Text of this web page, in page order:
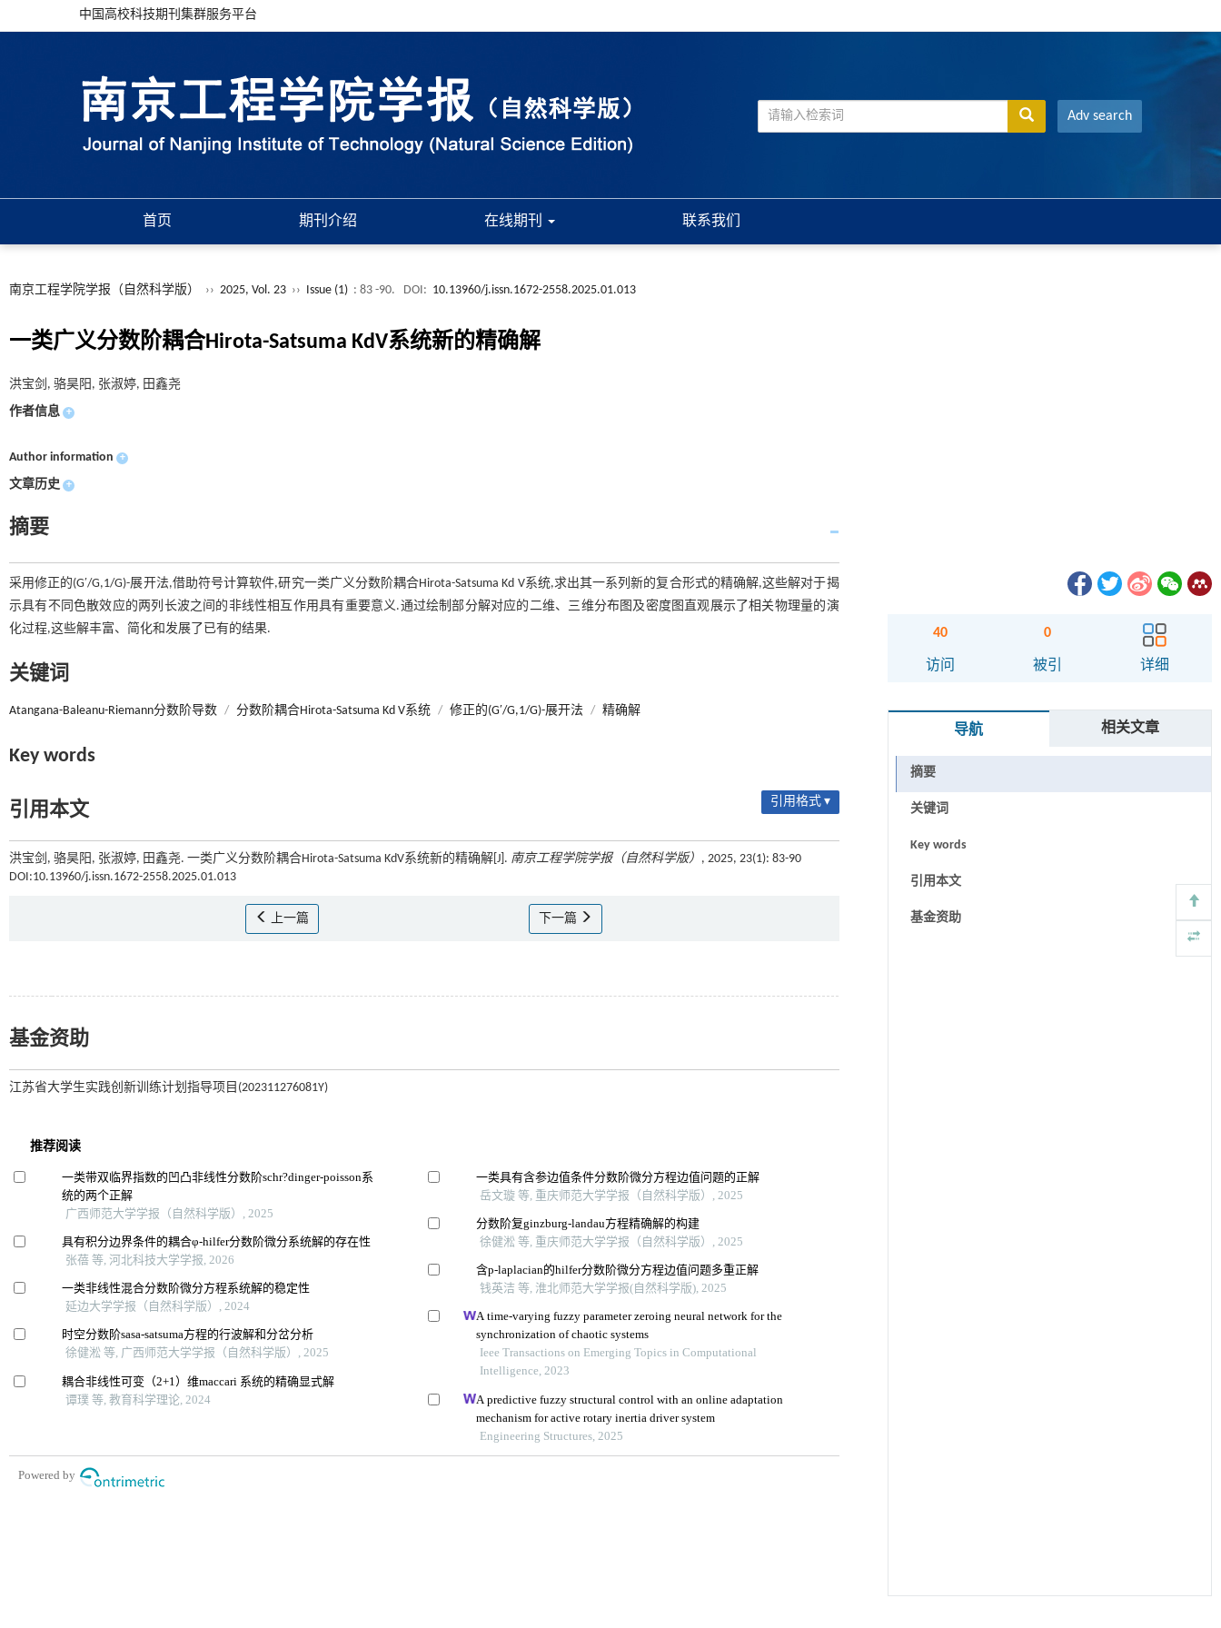
中国高校科技期刊集群服务平台
Adv search
首页 期刊介绍 在线期刊 联系我们
南京工程学院学报（自然科学版） ›› 2025, Vol. 23 ›› Issue (1) : 83 -90. DOI: 10.13960/j.issn.1672-2558.2025.01.013
一类广义分数阶耦合Hirota-Satsuma KdV系统新的精确解
洪宝剑, 骆昊阳, 张淑婷, 田鑫尧
作者信息 +
Author information +
文章历史 +
摘要
采用修正的(G′/G,1/G)-展开法,借助符号计算软件,研究一类广义分数阶耦合Hirota-Satsuma Kd V系统,求出其一系列新的复合形式的精确解,这些解对于揭
示具有不同色散效应的两列长波之间的非线性相互作用具有重要意义.通过绘制部分解对应的二维、三维分布图及密度图直观展示了相关物理量的演
化过程,这些解丰富、简化和发展了已有的结果.
关键词
Atangana-Baleanu-Riemann分数阶导数 / 分数阶耦合Hirota-Satsuma Kd V系统 / 修正的(G′/G,1/G)-展开法 / 精确解
Key words
引用本文 引用格式 ▾
洪宝剑, 骆昊阳, 张淑婷, 田鑫尧. 一类广义分数阶耦合Hirota-Satsuma KdV系统新的精确解[J]. 南京工程学院学报（自然科学版） , 2025, 23(1): 83-90
DOI:10.13960/j.issn.1672-2558.2025.01.013
上一篇 下一篇
基金资助
江苏省大学生实践创新训练计划指导项目(202311276081Y)
40
访问
0
被引 详细
导航 相关文章
摘要
关键词
Key words
引用本文
基金资助